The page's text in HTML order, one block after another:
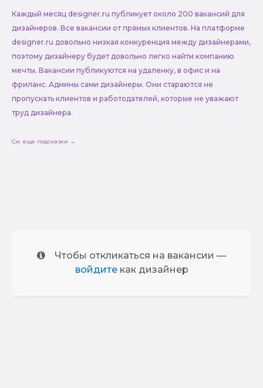
Каждый месяц designer.ru публикует около 200 вакансий для
дизайнеров. Все вакансии от прямых клиентов. На платформе
designer.ru довольно низкая конкуренция между дизайнерами,
поэтому дизайнеру будет довольно легко найти компанию
мечты. Вакансии публикуются на удаленку, в офис и на
фриланс. Админы сами дизайнеры. Они стараются не
пропускать клиентов и работодателей, которые не уважают
труд дизайнера.
См. еще подсказки →
Чтобы откликаться на вакансии —
войдитекак дизайнер